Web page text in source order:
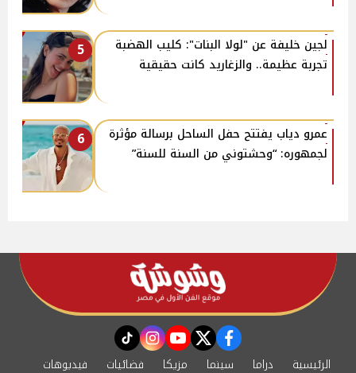
5
لجين خليفة عن "لولا البنات": كليب الهضبة
تجربة عظيمة.. والزغاريد كانت حقيقية
6
عمرو دياب يفتتح حفل الساحل برسالة مؤثرة
لجمهوره: “وحشتوني من السنة للسنة”
facebook
twitter
youtube
instagram
tiktok
الرئيسية دراما سينما مزيكا فضائيات فيديوهات